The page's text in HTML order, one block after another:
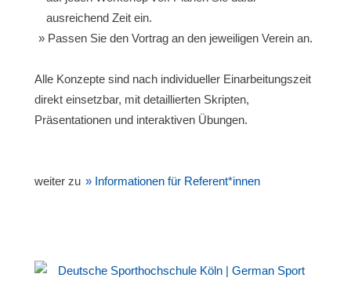
ausreichend Zeit ein.
Passen Sie den Vortrag an den jeweiligen Verein an.
Alle Konzepte sind nach individueller Einarbeitungszeit
direkt einsetzbar, mit detaillierten Skripten,
Präsentationen und interaktiven Übungen.
weiter zu » Informationen für Referent*innen